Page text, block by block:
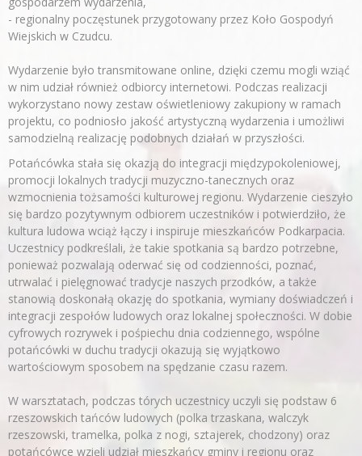
- regionalny poczęstunek przygotowany przez Koło Gospodyń
Wiejskich w Czudcu.
Wydarzenie było transmitowane online, dzięki czemu mogli wziąć
w nim udział również odbiorcy internetowi. Podczas realizacji
wykorzystano nowy zestaw oświetleniowy zakupiony w ramach
projektu, co podniosło jakość artystyczną wydarzenia i umożliwi
samodzielną realizację podobnych działań w przyszłości.
Potańcówka stała się okazją do integracji międzypokoleniowej,
promocji lokalnych tradycji muzyczno-tanecznych oraz
wzmocnienia tożsamości kulturowej regionu. Wydarzenie cieszyło
się bardzo pozytywnym odbiorem uczestników i potwierdziło, że
kultura ludowa wciąż łączy i inspiruje mieszkańców Podkarpacia.
Uczestnicy podkreślali, że takie spotkania są bardzo potrzebne,
ponieważ pozwalają oderwać się od codzienności, poznać,
utrwalać i pielęgnować tradycje naszych przodków, a także
stanowią doskonałą okazję do spotkania, wymiany doświadczeń i
integracji zespołów ludowych oraz lokalnej społeczności. W dobie
cyfrowych rozrywek i pośpiechu dnia codziennego, wspólne
potańcówki w duchu tradycji okazują się wyjątkowo
wartościowym sposobem na spędzanie czasu razem.
W warsztatach, podczas tórych uczestnicy uczyli się podstaw 6
rzeszowskich tańców ludowych (polka trzaskana, walczyk
rzeszowski, tramelka, polka z nogi, sztajerek, chodzony) oraz
potańcówce wzięli udział mieszkańcy gminy i regionu oraz